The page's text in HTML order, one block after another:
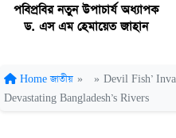
পবিপ্রবির নতুন উপাচার্য অধ্যাপক
ড. এস এম হেমায়েত জাহান
Home জাতীয় » » Devil Fish’
Devastating Bangladesh’s Rivers